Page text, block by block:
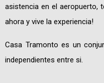
asistencia en el aeropuerto,
ahora y vive la experiencia!
Casa Tramonto es un
independientes entre si.